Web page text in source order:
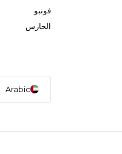
فونبو
الحارس
Arabic